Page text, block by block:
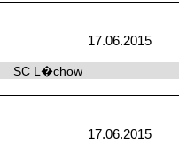
17.06.2015
SC L�chow
17.06.2015